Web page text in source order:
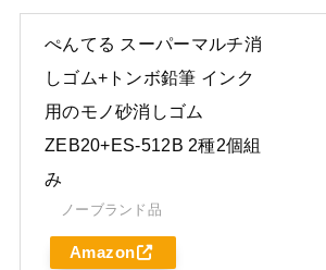
ぺんてる スーパーマルチ消
しゴム+トンボ鉛筆 インク
用のモノ砂消しゴム
ZEB20+ES-512B 2種2個組
み
ノーブランド品
Amazon